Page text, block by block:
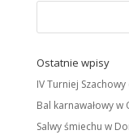
Ostatnie wpisy
IV Turniej
Bal karnawałowy
Salwy śmiechu w